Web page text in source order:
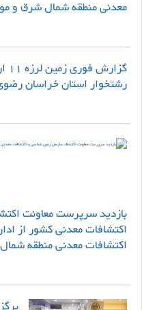
معدنی منطقه شمال شرق و
رشتخوار استان خراسان
بازدید سرپرست معاونت
اکتشافات معدنی کشور از
اکتشافات معدنی منطقه